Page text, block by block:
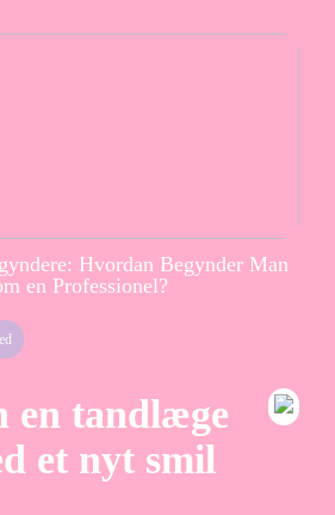
Hvordan Begynder Man
en Professionel?
en tandlæge
et nyt smil